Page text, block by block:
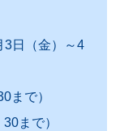
3日（金）～4
まで）
まで）